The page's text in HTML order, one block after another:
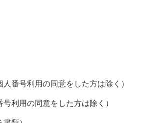
番号利用の同意をした方は除く）
利用の同意をした方は除く）